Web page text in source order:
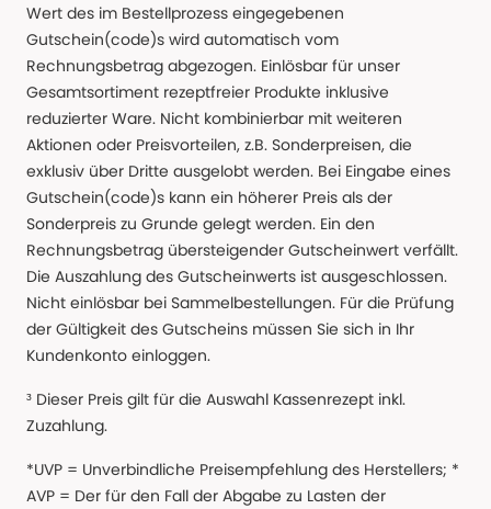
Wert des im Bestellprozess eingegebenen
Gutschein(code)s wird automatisch vom
Rechnungsbetrag abgezogen. Einlösbar für unser
Gesamtsortiment rezeptfreier Produkte inklusive
reduzierter Ware. Nicht kombinierbar mit weiteren
Aktionen oder Preisvorteilen, z.B. Sonderpreisen, die
exklusiv über Dritte ausgelobt werden. Bei Eingabe eines
Gutschein(code)s kann ein höherer Preis als der
Sonderpreis zu Grunde gelegt werden. Ein den
Rechnungsbetrag übersteigender Gutscheinwert verfällt.
Die Auszahlung des Gutscheinwerts ist ausgeschlossen.
Nicht einlösbar bei Sammelbestellungen. Für die Prüfung
der Gültigkeit des Gutscheins müssen Sie sich in Ihr
Kundenkonto einloggen.
³ Dieser Preis gilt für die Auswahl Kassenrezept inkl.
Zuzahlung.
*UVP = Unverbindliche Preisempfehlung des Herstellers; *
AVP = Der für den Fall der Abgabe zu Lasten der